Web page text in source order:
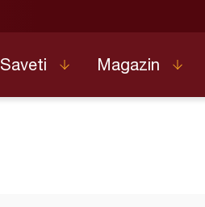
Saveti Magazin